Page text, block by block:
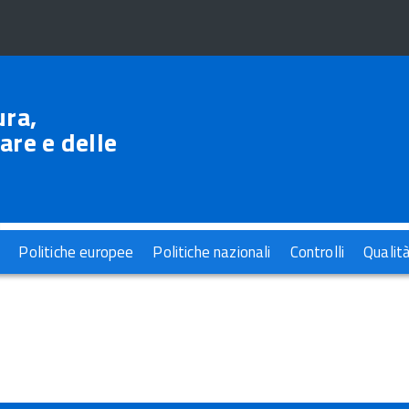
e delle
Politiche europee Politiche nazionali Controlli